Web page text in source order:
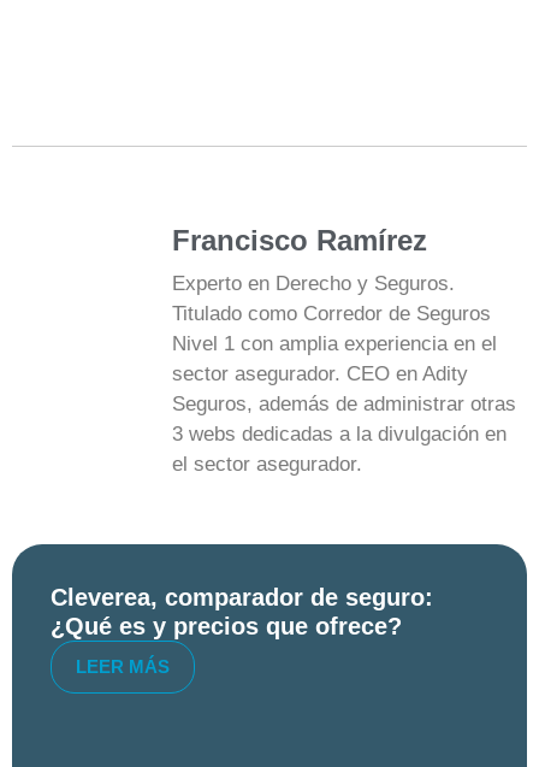
Francisco Ramírez
Experto en Derecho y Seguros.
Titulado como Corredor de Seguros
Nivel 1 con amplia experiencia en el
sector asegurador. CEO en Adity
Seguros, además de administrar otras
3 webs dedicadas a la divulgación en
el sector asegurador.
Cleverea, comparador de seguro:
¿Qué es y precios que ofrece?
LEER MÁS